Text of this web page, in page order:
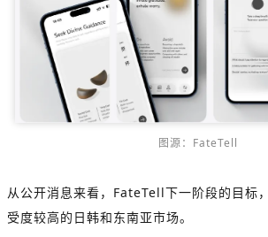
图源：FateTell
从公开消息来看，FateTell下一阶段的目标
受度较高的日韩和东南亚市场。